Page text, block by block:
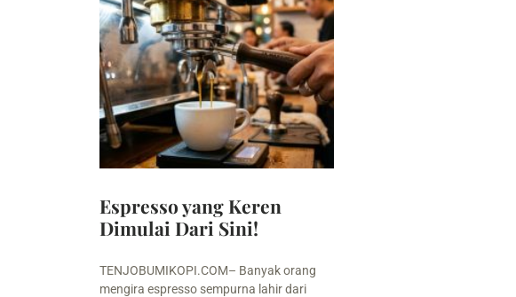
Espresso yang Keren
Dimulai Dari Sini!
TENJOBUMIKOPI.COM– Banyak orang
mengira espresso sempurna lahir dari